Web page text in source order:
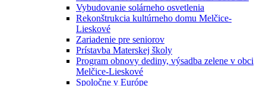
Vybudovanie solárneho osvetlenia
Rekonštrukcia kultúrneho domu Melčice-
Lieskové
Zariadenie pre seniorov
Prístavba Materskej školy
Program obnovy dediny, výsadba zelene v obci
Melčice-Lieskové
Spoločne v Európe